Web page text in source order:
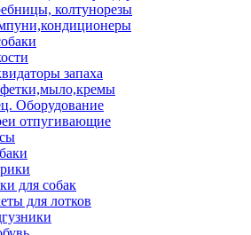
колтунорезы
запаха
Оборудование
отпугивающие
для собак
для лотков